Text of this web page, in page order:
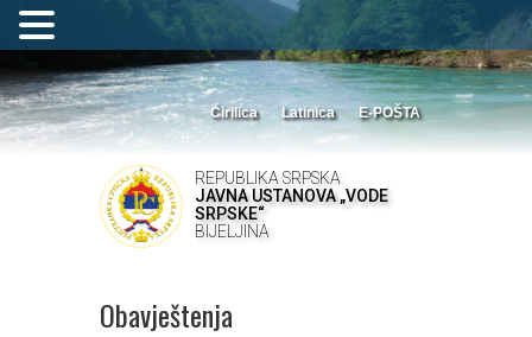
Ćirilica Latinica E-POŠTA
REPUBLIKA SRPSKA
JAVNA USTANOVA „VODE
SRPSKE“
BIJELJINA
Obavještenja